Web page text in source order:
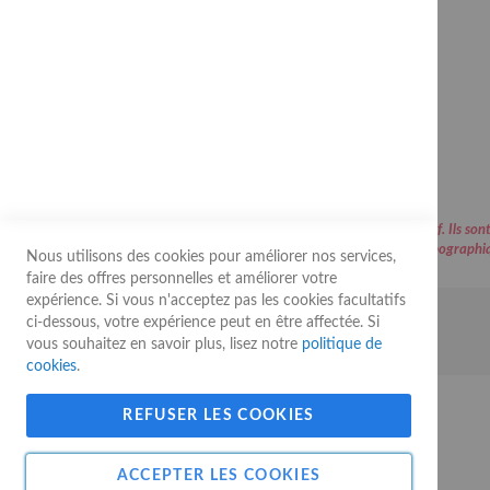
Les prix affichés sur le site sont communiqués à titre indicatif. Ils
d’erreurs
© 2026 Guy Gerard - Tous droits réservés
Nous utilisons des cookies pour améliorer nos services,
faire des offres personnelles et améliorer votre
expérience. Si vous n'acceptez pas les cookies facultatifs
ci-dessous, votre expérience peut en être affectée. Si
vous souhaitez en savoir plus, lisez notre politique de
cookies.
ACCEPTER LES COOKIES
REFUSER LES COOKIES